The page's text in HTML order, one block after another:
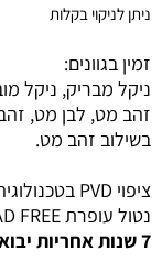
ניתן לניקוי בקלות
זמין בגוונים:
ניקל מבריק, ניקל
זהב מט, לבן מט,
בשילוב זהב מט.
ציפוי PVD בטכנולוגיה מתקדמת
נטול עופרת LEAD FREE
7 שנות אחריות יבואן